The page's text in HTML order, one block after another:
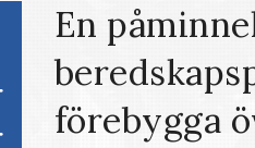
En
förebygga